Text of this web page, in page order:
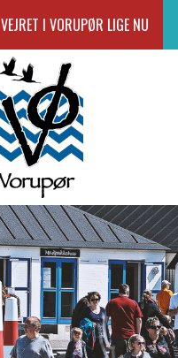
VEJRET I VORUPØR LIGE NU